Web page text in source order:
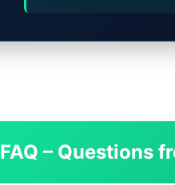
FAQ – Questions